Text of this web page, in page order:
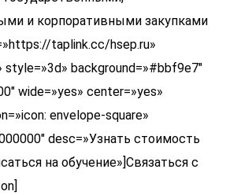
taplink.cc/hsep.ru»
style=»3d» background=»#bbf9e7″
wide=»yes» center=»yes»
envelope-square»
desc=»Узнать стоимость
на обучение»]Связаться с